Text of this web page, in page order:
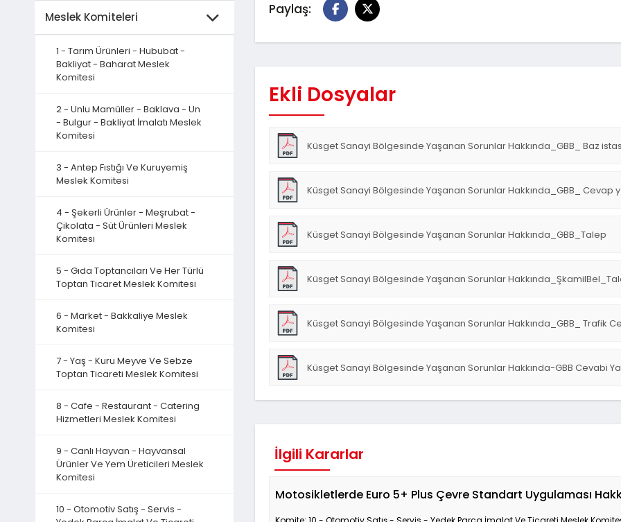
Meslek Komiteleri
1 - Tarım Ürünleri - Hububat -
Bakliyat - Baharat Meslek
Komitesi
2 - Unlu Mamüller - Baklava - Un
- Bulgur - Bakliyat İmalatı Meslek
Komitesi
3 - Antep Fıstığı Ve Kuruyemiş
Meslek Komitesi
4 - Şekerli Ürünler - Meşrubat -
Çikolata - Süt Ürünleri Meslek
Komitesi
5 - Gıda Toptancıları Ve Her Türlü
Toptan Ticaret Meslek Komitesi
6 - Market - Bakkaliye Meslek
Komitesi
7 - Yaş - Kuru Meyve Ve Sebze
Toptan Ticareti Meslek Komitesi
8 - Cafe - Restaurant - Catering
Hizmetleri Meslek Komitesi
9 - Canlı Hayvan - Hayvansal
Ürünler Ve Yem Üreticileri Meslek
Komitesi
10 - Otomotiv Satış - Servis -
Paylaş:
Ekli Dosyalar
Küsget Sanayi Bölgesinde Yaşanan Sorunlar Hakkında_GBB_ Baz
Küsget Sanayi Bölgesinde Yaşanan Sorunlar Hakkında_GBB_ Cevap
Küsget Sanayi Bölgesinde Yaşanan Sorunlar Hakkında_GBB_Talep
Küsget Sanayi Bölgesinde Yaşanan Sorunlar
Küsget Sanayi Bölgesinde Yaşanan Sorunlar Hakkında_GBB_ Trafik
Küsget Sanayi Bölgesinde Yaşanan Sorunlar Hakkında-GBB Cevabi
İlgili Kararlar
Motosikletlerde Euro 5+ Plus Çevre Standart Uygulaması